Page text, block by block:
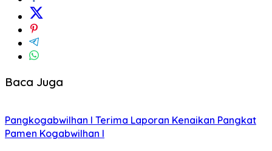
Baca Juga
Pangkogabwilhan I Terima Laporan Kenaikan Pangkat
Pamen Kogabwilhan I